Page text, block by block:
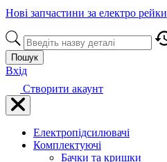
Нові запчастини за електро рейки
Пошук
Вхід
Створити акаунт
Електропідсилювачі
Комплектуючі
Бачки та кришки